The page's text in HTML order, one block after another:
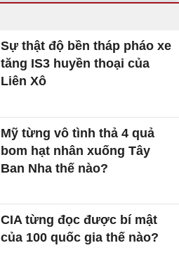
Sự thật độ bền tháp pháo xe
tăng IS3 huyền thoại của
Liên Xô
Mỹ từng vô tình thả 4 quả
bom hạt nhân xuống Tây
Ban Nha thế nào?
CIA từng đọc được bí mật
của 100 quốc gia thế nào?